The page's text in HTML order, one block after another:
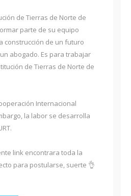
de Tierras de Norte de
parte de su equipo
construcción de un futuro
abogado. Es para trabajar
de Tierras de Norte de
Internacional
la labor se desarrolla
link encontrara toda la
para postularse, suerte 👌